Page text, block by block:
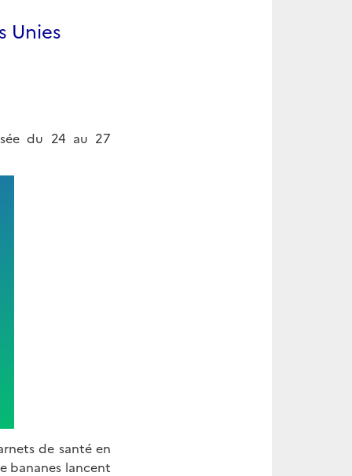
Unies
du 24 au 27
de santé en
bananes lancent